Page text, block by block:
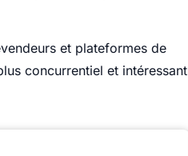
et plateformes de
concurrentiel et intéressant